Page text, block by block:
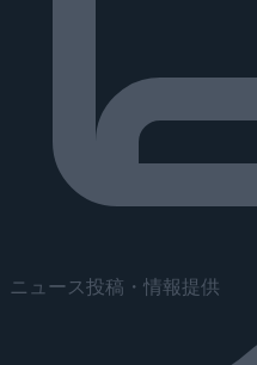
ニュース投稿・情報提供